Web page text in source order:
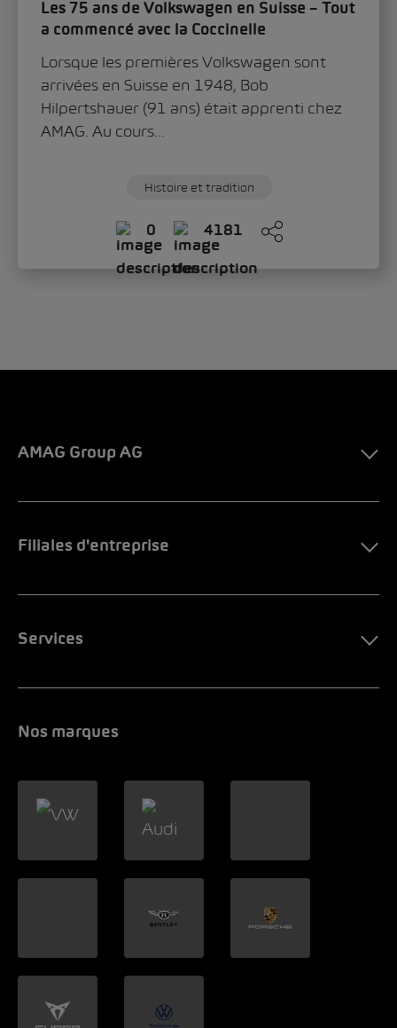
Les 75 ans de Volkswagen en Suisse – Tout
a commencé avec la Coccinelle
Lorsque les premières Volkswagen sont
arrivées en Suisse en 1948, Bob
Hilpertshauer (91 ans) était apprenti chez
AMAG. Au cours...
Histoire et tradition
0 4181
AMAG Group AG
Filiales d'entreprise
Services
Nos marques